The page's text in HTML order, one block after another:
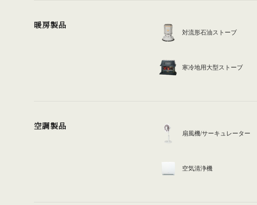
暖房製品
対流形石油ストーブ
寒冷地用大型ストーブ
空調製品
扇風機/サーキュレーター
空気清浄機